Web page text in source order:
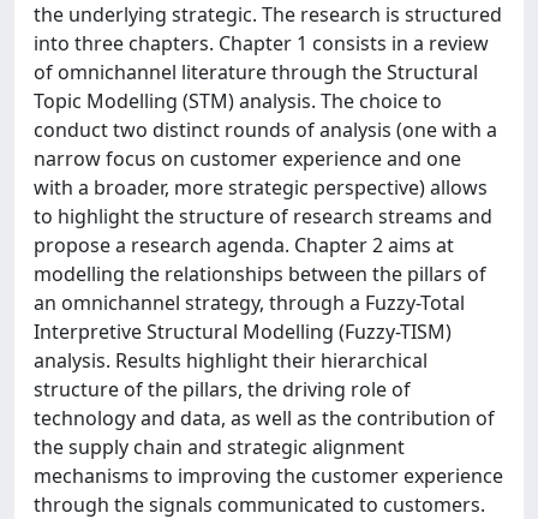
the underlying strategic. The research is structured
into three chapters. Chapter 1 consists in a review
of omnichannel literature through the Structural
Topic Modelling (STM) analysis. The choice to
conduct two distinct rounds of analysis (one with a
narrow focus on customer experience and one
with a broader, more strategic perspective) allows
to highlight the structure of research streams and
propose a research agenda. Chapter 2 aims at
modelling the relationships between the pillars of
an omnichannel strategy, through a Fuzzy-Total
Interpretive Structural Modelling (Fuzzy-TISM)
analysis. Results highlight their hierarchical
structure of the pillars, the driving role of
technology and data, as well as the contribution of
the supply chain and strategic alignment
mechanisms to improving the customer experience
through the signals communicated to customers.